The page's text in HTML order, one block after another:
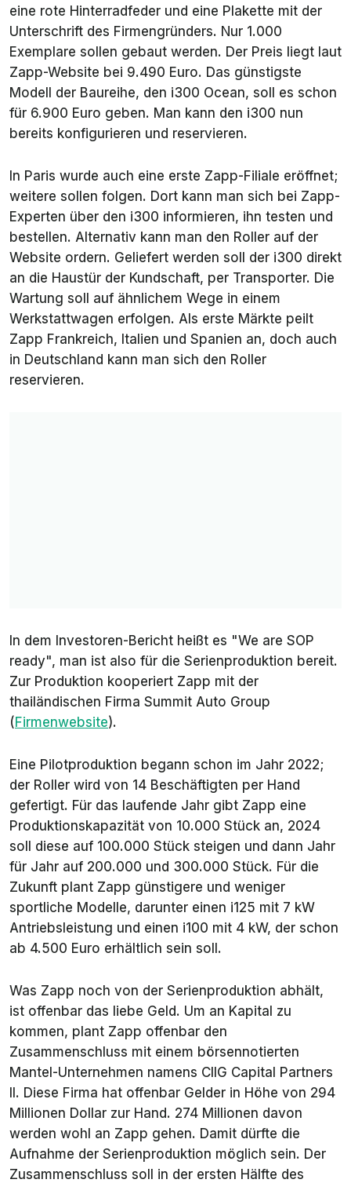
eine rote Hinterradfeder und eine Plakette mit der
Unterschrift des Firmengründers. Nur 1.000
Exemplare sollen gebaut werden. Der Preis liegt laut
Zapp-Website bei 9.490 Euro. Das günstigste
Modell der Baureihe, den i300 Ocean, soll es schon
für 6.900 Euro geben. Man kann den i300 nun
bereits konfigurieren und reservieren.
In Paris wurde auch eine erste Zapp-Filiale eröffnet;
weitere sollen folgen. Dort kann man sich bei Zapp-
Experten über den i300 informieren, ihn testen und
bestellen. Alternativ kann man den Roller auf der
Website ordern. Geliefert werden soll der i300 direkt
an die Haustür der Kundschaft, per Transporter. Die
Wartung soll auf ähnlichem Wege in einem
Werkstattwagen erfolgen. Als erste Märkte peilt
Zapp Frankreich, Italien und Spanien an, doch auch
in Deutschland kann man sich den Roller
reservieren.
In dem Investoren-Bericht heißt es "We are SOP
ready", man ist also für die Serienproduktion bereit.
Zur Produktion kooperiert Zapp mit der
thailändischen Firma Summit Auto Group
( Firmenwebsite).
Eine Pilotproduktion begann schon im Jahr 2022;
der Roller wird von 14 Beschäftigten per Hand
gefertigt. Für das laufende Jahr gibt Zapp eine
Produktionskapazität von 10.000 Stück an, 2024
soll diese auf 100.000 Stück steigen und dann Jahr
für Jahr auf 200.000 und 300.000 Stück. Für die
Zukunft plant Zapp günstigere und weniger
sportliche Modelle, darunter einen i125 mit 7 kW
Antriebsleistung und einen i100 mit 4 kW, der schon
ab 4.500 Euro erhältlich sein soll.
Was Zapp noch von der Serienproduktion abhält,
ist offenbar das liebe Geld. Um an Kapital zu
kommen, plant Zapp offenbar den
Zusammenschluss mit einem börsennotierten
Mantel-Unternehmen namens CIIG Capital Partners
II. Diese Firma hat offenbar Gelder in Höhe von 294
Millionen Dollar zur Hand. 274 Millionen davon
werden wohl an Zapp gehen. Damit dürfte die
Aufnahme der Serienproduktion möglich sein. Der
Zusammenschluss soll in der ersten Hälfte des